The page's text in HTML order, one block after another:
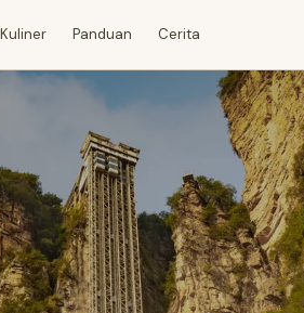
Kuliner Panduan Cerita